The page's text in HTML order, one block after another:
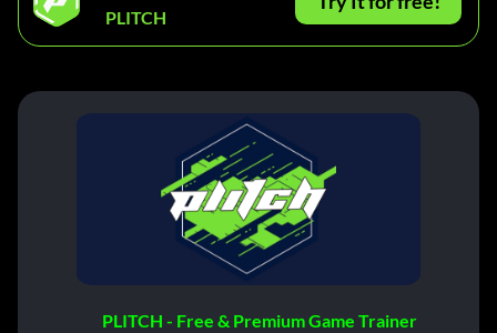
PLITCH
PLITCH - Free & Premium Game Trainer